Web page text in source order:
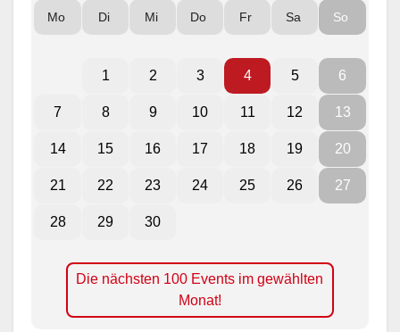
Mo Di Mi Do Fr Sa So
1 2 3 4 5 6
7 8 9 10 11 12 13
14 15 16 17 18 19 20
21 22 23 24 25 26 27
28 29 30
Die nächsten 100 Events im gewählten
Monat!